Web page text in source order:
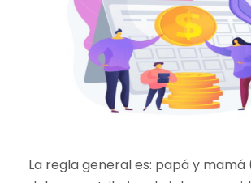
La regla general es: papá y mamá